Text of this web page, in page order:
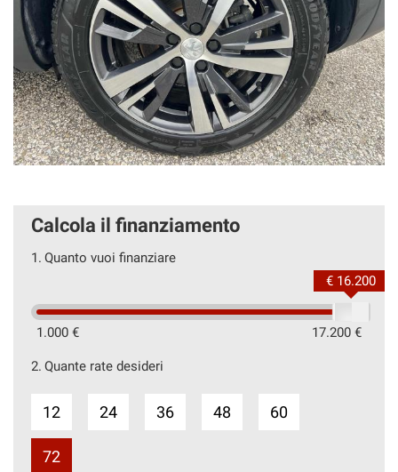
Calcola il finanziamento
1. Quanto vuoi finanziare
1.000 € 17.200 €
€ 16.200
2. Quante rate desideri
12 24 36 48 60
72